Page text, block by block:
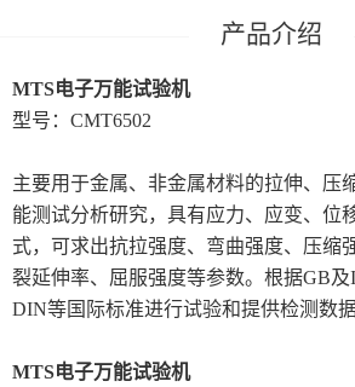
产品介绍
MTS电子万能试验机
型号：CMT6502
主要用于金属、非金属材料的拉伸、压
能测试分析研究，具有应力、应变、位
式，可求出抗拉强度、弯曲强度、压缩
裂延伸率、屈服强度等参数。根据GB及
DIN等国际标准进行试验和提供检测数据
MTS电子万能试验机